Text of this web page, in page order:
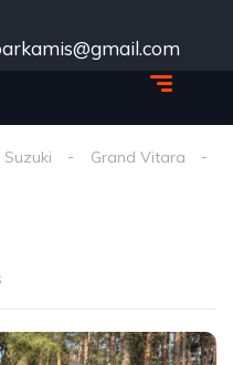
Suzuki
Grand Vitara